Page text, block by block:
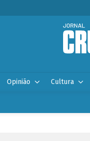
Opinião Cultura